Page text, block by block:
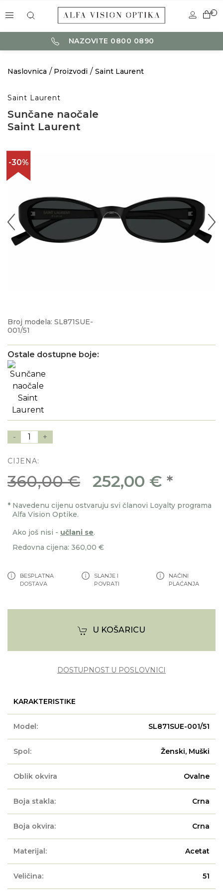
0
NAZOVITE 0800 0890
Naslovnica Proizvodi Saint Laurent
Saint Laurent
Sunčane naočale
Saint Laurent
-30%
Broj modela: SL871SUE-
001/51
Ostale dostupne boje:
- 1 +
CIJENA:
360,00 € 252,00 € *
* Navedenu cijenu ostvaruju svi članovi Loyalty programa
Alfa Vision Optike.
Ako još nisi - učlani se.
Redovna cijena: 360,00 €
BESPLATNA
DOSTAVA
SLANJE I
POVRATI
NAČINI
PLAĆANJA
U KOŠARICU
DOSTUPNOST U POSLOVNICI
KARAKTERISTIKE
Model: SL871SUE-001/51
Spol: Ženski, Muški
Oblik okvira Ovalne
Boja stakla: Crna
Boja okvira: Crna
Materijal: Acetat
Veličina: 51